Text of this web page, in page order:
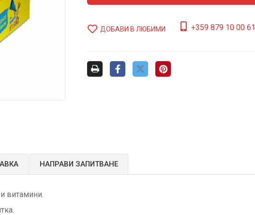
ДОБАВИ В ЛЮБИМИ +359 879 10 00 61
НАПРАВИ ЗАПИТВАНЕ
витамини.